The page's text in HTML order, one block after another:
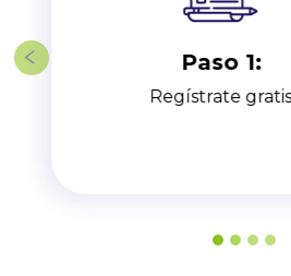
Paso 2:
Carga tus facturas
Previous